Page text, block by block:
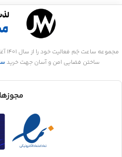
ساختن فضایی امن و آسان جهت خرید
مجوزها